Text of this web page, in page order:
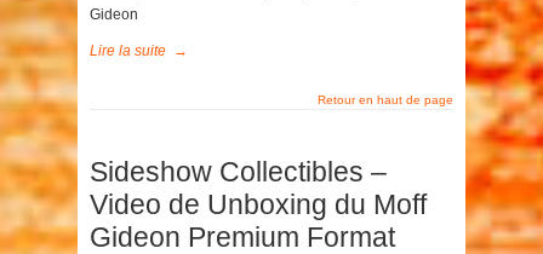
Gideon
Lire la suite →
Retour en haut de page
Sideshow Collectibles –
Video de Unboxing du Moff
Gideon Premium Format